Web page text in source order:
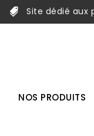
Site dédié aux
NOS PRODUITS